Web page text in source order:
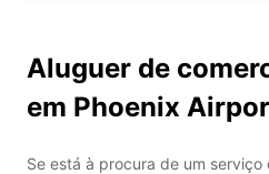
Aluguer de
em Phoenix
Se está à procura de um